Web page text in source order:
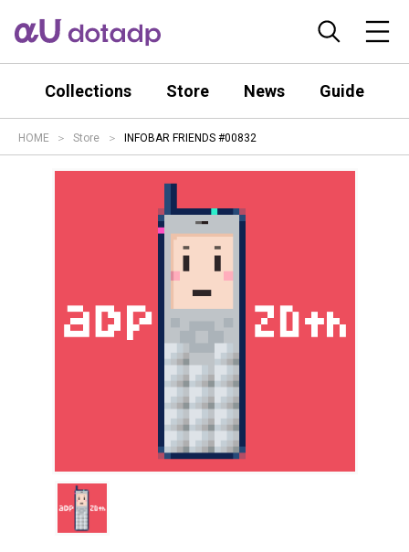
Collections Store News Guide
HOME Store INFOBAR FRIENDS #00832